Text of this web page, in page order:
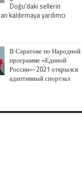
Doğu’daki sellerin
kaldırmaya yardımcı
В Саратове по Народной
программе «Единой
России»-2021 открылся
адаптивный спортзал